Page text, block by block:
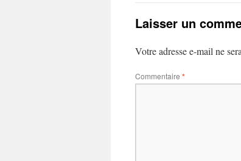
Laisser un
Votre adresse e-mail ne
Commentaire *